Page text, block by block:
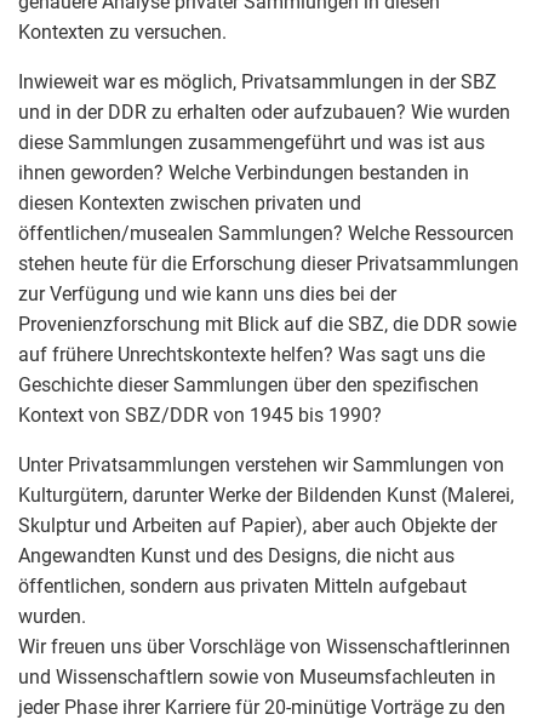
Kontexten zu versuchen.
Inwieweit war es möglich, Privatsammlungen in der SBZ
und in der DDR zu erhalten oder aufzubauen? Wie wurden
diese Sammlungen zusammengeführt und was ist aus
ihnen geworden? Welche Verbindungen bestanden in
diesen Kontexten zwischen privaten und
öffentlichen/musealen Sammlungen? Welche Ressourcen
stehen heute für die Erforschung dieser Privatsammlungen
zur Verfügung und wie kann uns dies bei der
Provenienzforschung mit Blick auf die SBZ, die DDR sowie
auf frühere Unrechtskontexte helfen? Was sagt uns die
Geschichte dieser Sammlungen über den spezifischen
Kontext von SBZ/DDR von 1945 bis 1990?
Unter Privatsammlungen verstehen wir Sammlungen von
Kulturgütern, darunter Werke der Bildenden Kunst (Malerei,
Skulptur und Arbeiten auf Papier), aber auch Objekte der
Angewandten Kunst und des Designs, die nicht aus
öffentlichen, sondern aus privaten Mitteln aufgebaut
wurden.
Wir freuen uns über Vorschläge von Wissenschaftlerinnen
und Wissenschaftlern sowie von Museumsfachleuten in
jeder Phase ihrer Karriere für 20-minütige Vorträge zu den